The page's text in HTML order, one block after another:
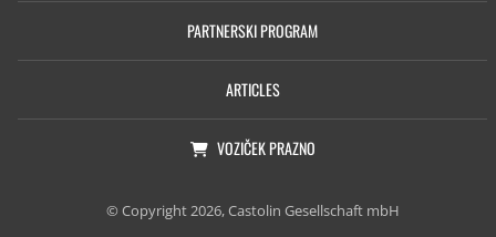
PARTNERSKI PROGRAM
ARTICLES
VOZIČEKPRAZNO
© Copyright 2026, Castolin Gesellschaft mbH